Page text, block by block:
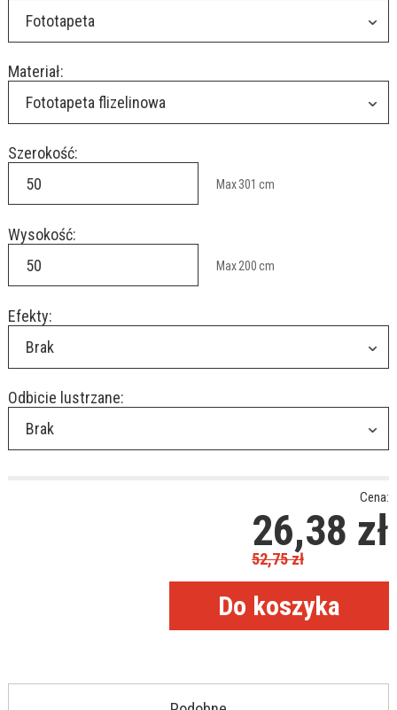
Fototapeta
Materiał:
Fototapeta flizelinowa
Szerokość:
Max301 cm
Wysokość:
Max200cm
Efekty:
Brak
Odbicie lustrzane:
Brak
Cena:
26,38 zł
52,75zł